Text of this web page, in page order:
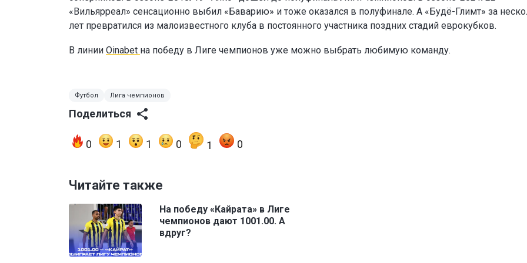
«Вильярреал» сенсационно выбил «Баварию» и тоже оказался в полуфинале. А «Будё-Глимт» за
лет превратился из малоизвестного клуба в постоянного участника поздних стадий еврокубков.
В линии Oinabet на победу в Лиге чемпионов уже можно выбрать любимую команду.
Футбол Лига чемпионов
Поделиться
0 1 1 0 1 0
Читайте также
На победу «Кайрата» в Лиге
чемпионов дают 1001.00. А
вдруг?